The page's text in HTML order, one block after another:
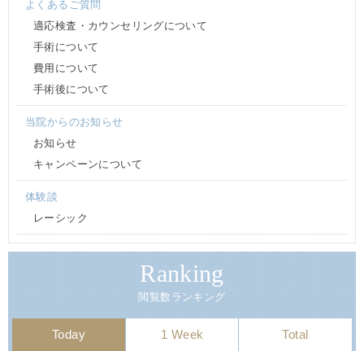
よくあるご質問
適応検査・カウンセリングについて
手術について
費用について
手術後について
当院からのお知らせ
お知らせ
キャンペーンについて
体験談
レーシック
Ranking
閲覧数ランキング
Today 1 Week Total